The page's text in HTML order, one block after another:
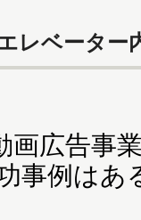
レベーター
広告事
事例はあ